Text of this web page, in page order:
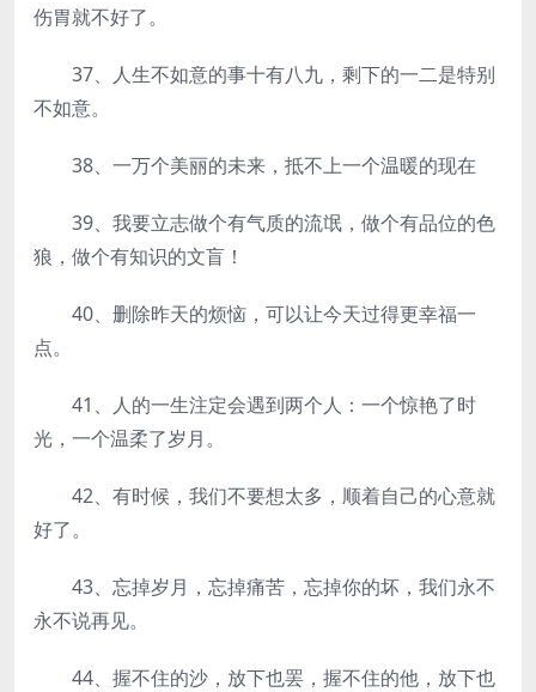
伤胃就不好了。
37、人生不如意的事十有八九，剩下的一二是特别
不如意。
38、一万个美丽的未来，抵不上一个温暖的现在
39、我要立志做个有气质的流氓，做个有品位的色
狼，做个有知识的文盲！
40、删除昨天的烦恼，可以让今天过得更幸福一
点。
41、人的一生注定会遇到两个人：一个惊艳了时
光，一个温柔了岁月。
42、有时候，我们不要想太多，顺着自己的心意就
好了。
43、忘掉岁月，忘掉痛苦，忘掉你的坏，我们永不
永不说再见。
44、握不住的沙，放下也罢，握不住的他，放下也